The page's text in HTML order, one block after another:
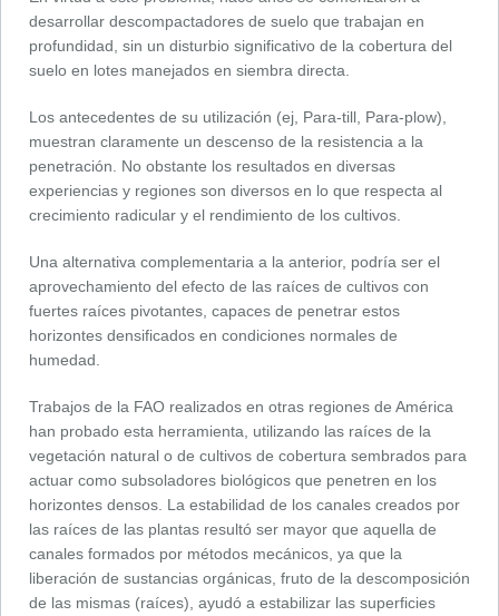
desarrollar descompactadores de suelo que trabajan en
profundidad, sin un disturbio significativo de la cobertura del
suelo en lotes manejados en siembra directa.
Los antecedentes de su utilización (ej, Para-till, Para-plow),
muestran claramente un descenso de la resistencia a la
penetración. No obstante los resultados en diversas
experiencias y regiones son diversos en lo que respecta al
crecimiento radicular y el rendimiento de los cultivos.
Una alternativa complementaria a la anterior, podría ser el
aprovechamiento del efecto de las raíces de cultivos con
fuertes raíces pivotantes, capaces de penetrar estos
horizontes densificados en condiciones normales de
humedad.
Trabajos de la FAO realizados en otras regiones de América
han probado esta herramienta, utilizando las raíces de la
vegetación natural o de cultivos de cobertura sembrados para
actuar como subsoladores biológicos que penetren en los
horizontes densos. La estabilidad de los canales creados por
las raíces de las plantas resultó ser mayor que aquella de
canales formados por métodos mecánicos, ya que la
liberación de sustancias orgánicas, fruto de la descomposición
de las mismas (raíces), ayudó a estabilizar las superficies